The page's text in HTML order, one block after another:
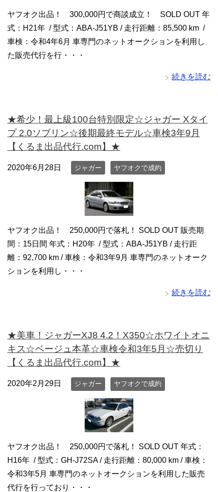
ヤフオク出品！ 300,000円で商談成立！ SOLD OUT 年
式：H21年 / 型式：ABA-J51YB / 走行距離：85,500 km /
車検：令和4年6月 車専門のネットオークションを利用し
た販売代行を行・・・
続きを読む
★希少！最上級100台特別限定☆ジャガー Xタイ
プ 2.0ソブリン☆後期最終モデル☆車検3年9月
【くるま出品代行.com】★
2020年6月28日 ジャガー ヤフオクで成約
ヤフオク出品！ 250,000円で落札！ SOLD OUT 販売期
間：15日間 年式：H20年 / 型式：ABA-J51YB / 走行距
離：92,700 km / 車検：令和3年9月 車専門のネットオーク
ションを利用し・・・
続きを読む
★美車！ジャガーXJ8 4.2！X350☆ホワイトオニ
キス☆ベージュ本革☆車検令和3年5月☆売切り
【くるま出品代行.com】★
2020年2月29日 ジャガー ヤフオクで成約
ヤフオク出品！ 250,000円で落札！ SOLD OUT 年式：
H16年 / 型式：GH-J72SA / 走行距離：80,000 km / 車検：
令和3年5月 車専門のネットオークションを利用した販売
代行を行っており・・・